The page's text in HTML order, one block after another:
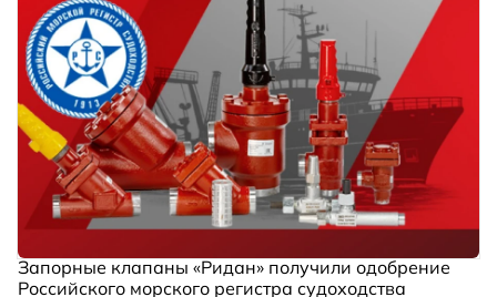
Запорные клапаны «Ридан» получили одобрение
Российского морского регистра судоходства